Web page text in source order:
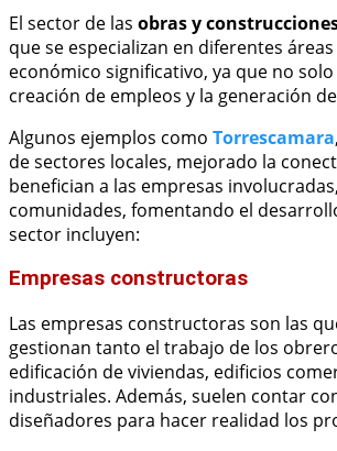
El sector de las obras y
que se especializan en diferentes
económico significativo, ya que no
creación de empleos y la generación
Algunos ejemplos como Torrescamara
de sectores locales, mejorado la
benefician a las empresas
comunidades, fomentando el
sector incluyen:
Empresas constructoras
Las empresas constructoras son las
gestionan tanto el trabajo de los
edificación de viviendas, edificios
industriales. Además, suelen contar
diseñadores para hacer realidad los